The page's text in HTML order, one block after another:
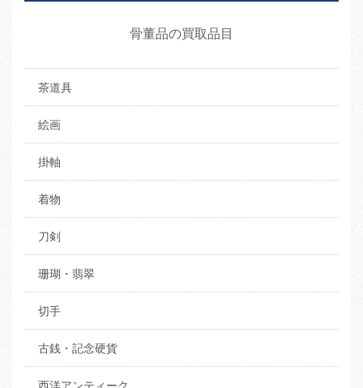
骨董品の買取品目
茶道具
絵画
掛軸
着物
刀剣
珊瑚・翡翠
切手
古銭・記念硬貨
西洋アンティーク